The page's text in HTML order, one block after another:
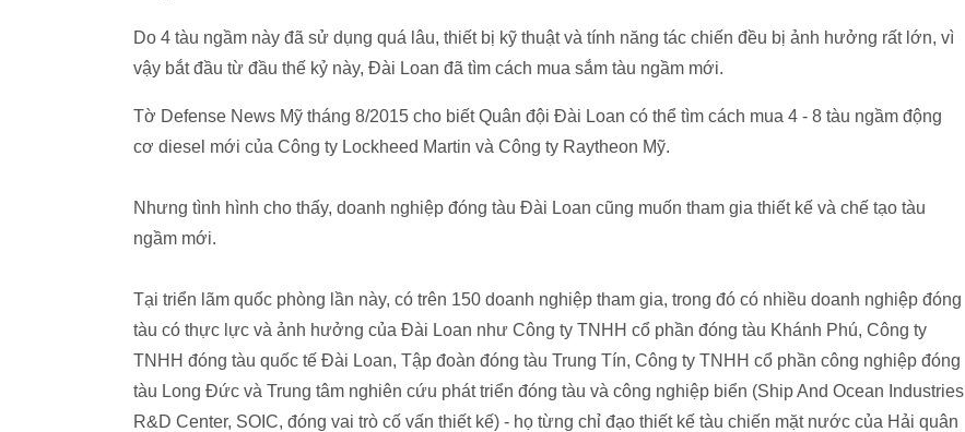
Do 4 tàu ngầm này đã sử dụng quá lâu, thiết bị kỹ thuật và tính năng tác chiến đều bị ảnh hưởng rất lớn, vì
vậy bắt đầu từ đầu thế kỷ này, Đài Loan đã tìm cách mua sắm tàu ngầm mới.
Tờ Defense News Mỹ tháng 8/2015 cho biết Quân đội Đài Loan có thể tìm cách mua 4 - 8 tàu ngầm động
cơ diesel mới của Công ty Lockheed Martin và Công ty Raytheon Mỹ.
Nhưng tình hình cho thấy, doanh nghiệp đóng tàu Đài Loan cũng muốn tham gia thiết kế và chế tạo tàu
ngầm mới.
Tại triển lãm quốc phòng lần này, có trên 150 doanh nghiệp tham gia, trong đó có nhiều doanh nghiệp đóng
tàu có thực lực và ảnh hưởng của Đài Loan như Công ty TNHH cổ phần đóng tàu Khánh Phú, Công ty
TNHH đóng tàu quốc tế Đài Loan, Tập đoàn đóng tàu Trung Tín, Công ty TNHH cổ phần công nghiệp đóng
tàu Long Đức và Trung tâm nghiên cứu phát triển đóng tàu và công nghiệp biển (Ship And Ocean Industries
R&D Center, SOIC, đóng vai trò cố vấn thiết kế) - họ từng chỉ đạo thiết kế tàu chiến mặt nước của Hải quân